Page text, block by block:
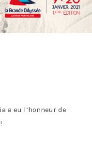
a eu l’honneur de
!